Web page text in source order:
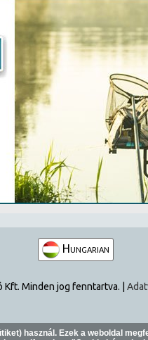
használ. Ezek a weboldal
Hungarian
Minden jog fenntartva. |